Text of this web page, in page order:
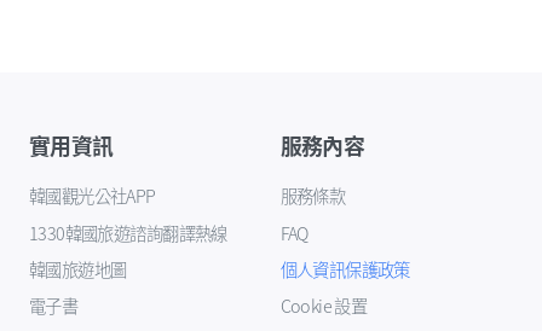
實用資訊
韓國觀光公社APP
1330韓國旅遊諮詢翻譯熱線
韓國旅遊地圖
電子書
服務內容
服務條款
FAQ
個人資訊保護政策
Cookie 設置